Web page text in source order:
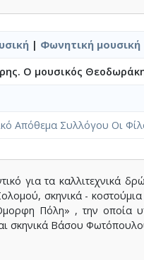
| Φωνητική μουσική
Ο μουσικός
Απόθεμα Συλλόγου Οι
για τα
σκηνικά -
Πόλη» , την οποία
σκηνικά Βάσου